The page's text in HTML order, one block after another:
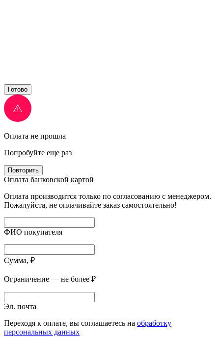
Готово
Оплата не прошла
Попробуйте еще раз
Повторить
Оплата банковской картой
Оплата производится только по согласованию с менеджером.
Пожалуйста, не оплачивайте заказ самостоятельно!
ФИО покупателя
Сумма, ₽
Ограничение — не более ₽
Эл. почта
Переходя к оплате, вы соглашаетесь на обработку
персональных данных